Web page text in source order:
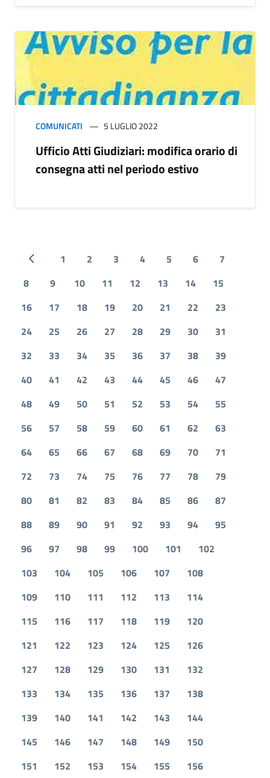
COMUNICATI 5 LUGLIO 2022
Ufficio Atti Giudiziari: modifica orario di
consegna atti nel periodo estivo
Pagina precedente
1 2 3 4 5 6
7
8
9 10 11 12 13 14
15
16
17 18 19 20 21 22
23
24
25 26 27 28 29 30
31
32
33 34 35 36 37 38
39
40
41 42 43 44 45 46
47
48
49 50 51 52 53 54
55
56
57 58 59 60 61 62
63
64
65 66 67 68 69 70
71
72
73 74 75 76 77 78
79
80
81 82 83 84 85 86
87
88
89 90 91 92 93 94
95
96
97 98 99 100 101
102
103
104 105 106 107
108
109
110 111 112 113
114
115
116 117 118 119
120
121
122 123 124 125
126
127
128 129 130 131
132
133
134 135 136 137
138
139
140 141 142 143
144
145
146 147 148 149
150
151
152 153 154 155
156